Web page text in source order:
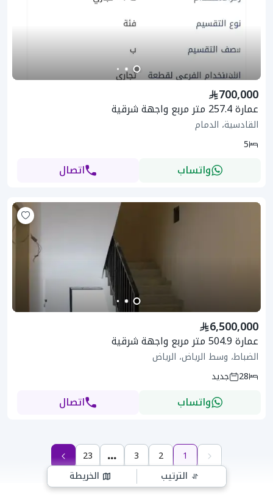
الترتيب الخريطة
700,000
عمارة 257.4 متر مربع واجهة شرقية
القادسية، الدمام
5
واتساب اتصال
6,500,000
عمارة 504.9 متر مربع واجهة شرقية
الضباط، وسط الرياض، الرياض
28
جديد
واتساب اتصال
1
2
3
23